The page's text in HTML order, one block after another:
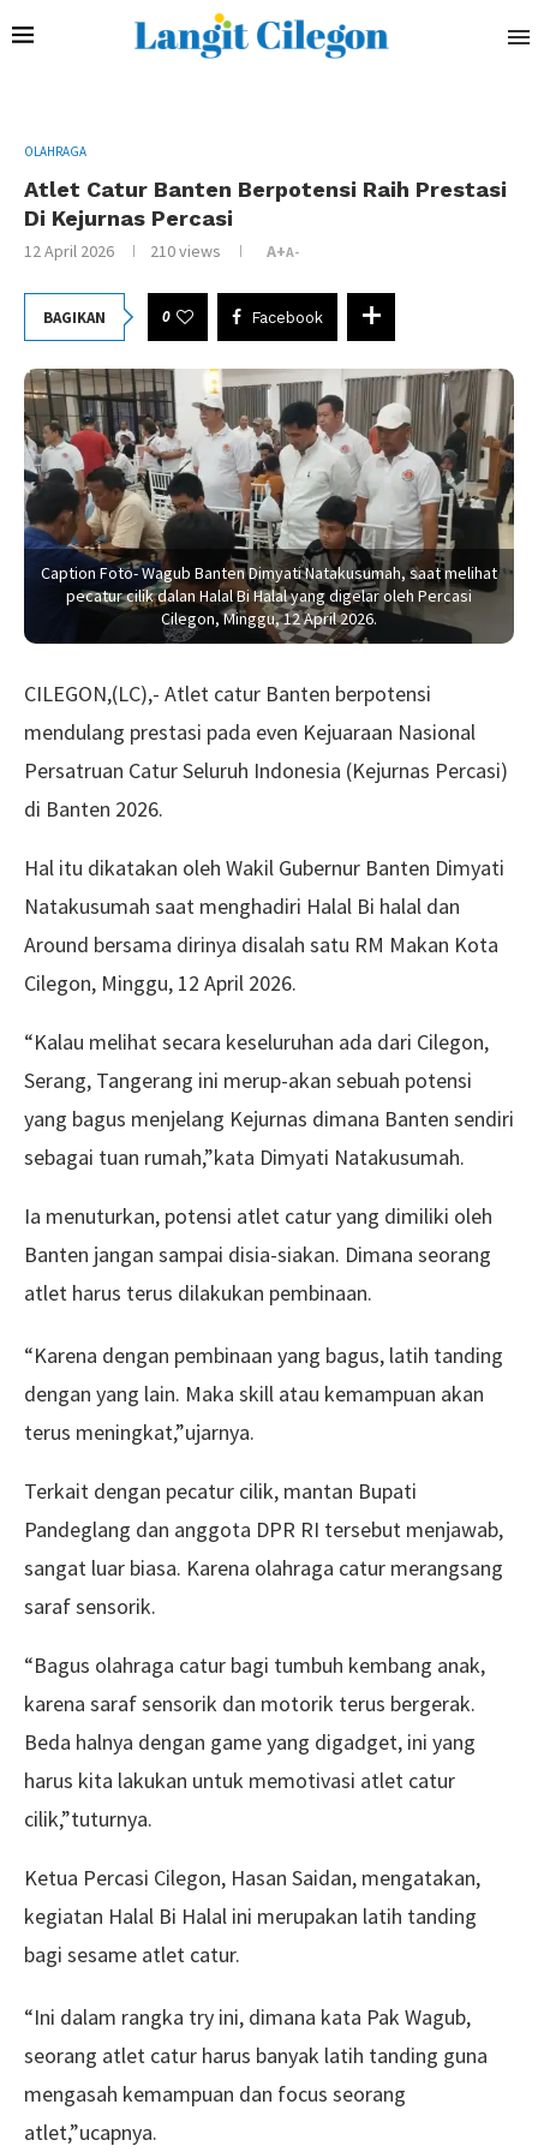
OLAHRAGA
Atlet Catur Banten Berpotensi Raih Prestasi
Di Kejurnas Percasi
12 April 2026 210views A+A-
BAGIKAN 0 Facebook
Caption Foto- Wagub Banten Dimyati Natakusumah, saat melihat
pecatur cilik dalan Halal Bi Halal yang digelar oleh Percasi
Cilegon, Minggu, 12 April 2026.
CILEGON,(LC),- Atlet catur Banten berpotensi
mendulang prestasi pada even Kejuaraan Nasional
Persatruan Catur Seluruh Indonesia (Kejurnas Percasi)
di Banten 2026.
Hal itu dikatakan oleh Wakil Gubernur Banten Dimyati
Natakusumah saat menghadiri Halal Bi halal dan
Around bersama dirinya disalah satu RM Makan Kota
Cilegon, Minggu, 12 April 2026.
“Kalau melihat secara keseluruhan ada dari Cilegon,
Serang, Tangerang ini merup-akan sebuah potensi
yang bagus menjelang Kejurnas dimana Banten sendiri
sebagai tuan rumah,”kata Dimyati Natakusumah.
Ia menuturkan, potensi atlet catur yang dimiliki oleh
Banten jangan sampai disia-siakan. Dimana seorang
atlet harus terus dilakukan pembinaan.
“Karena dengan pembinaan yang bagus, latih tanding
dengan yang lain. Maka skill atau kemampuan akan
terus meningkat,”ujarnya.
Terkait dengan pecatur cilik, mantan Bupati
Pandeglang dan anggota DPR RI tersebut menjawab,
sangat luar biasa. Karena olahraga catur merangsang
saraf sensorik.
“Bagus olahraga catur bagi tumbuh kembang anak,
karena saraf sensorik dan motorik terus bergerak.
Beda halnya dengan game yang digadget, ini yang
harus kita lakukan untuk memotivasi atlet catur
cilik,”tuturnya.
Ketua Percasi Cilegon, Hasan Saidan, mengatakan,
kegiatan Halal Bi Halal ini merupakan latih tanding
bagi sesame atlet catur.
“Ini dalam rangka try ini, dimana kata Pak Wagub,
seorang atlet catur harus banyak latih tanding guna
mengasah kemampuan dan focus seorang
atlet,”ucapnya.